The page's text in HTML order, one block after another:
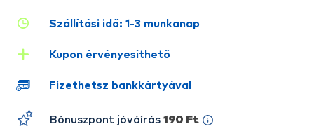
Szállítási idő: 1-3 munkanap
Kupon érvényesíthető
Fizethetsz bankkártyával
Bónuszpont jóváírás 190 Ft